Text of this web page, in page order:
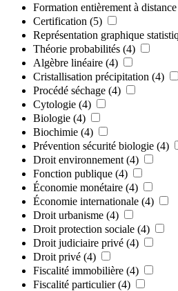
Formation entièrement à distance
Certification (5)
Représentation graphique
Théorie probabilités (4)
Algèbre linéaire (4)
Cristallisation précipitation (4)
Procédé séchage (4)
Cytologie (4)
Biologie (4)
Biochimie (4)
Prévention sécurité biologie (4)
Droit environnement (4)
Fonction publique (4)
Économie monétaire (4)
Économie internationale (4)
Droit urbanisme (4)
Droit protection sociale (4)
Droit judiciaire privé (4)
Droit privé (4)
Fiscalité immobilière (4)
Fiscalité particulier (4)